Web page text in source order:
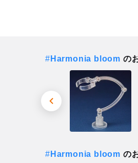
# Harmonia bloom の
# Harmonia bloom の